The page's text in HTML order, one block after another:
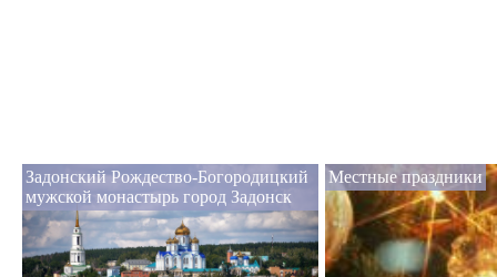
Задонский Рождество-Богородицкий
мужской монастырь город Задонск
Местные праздники